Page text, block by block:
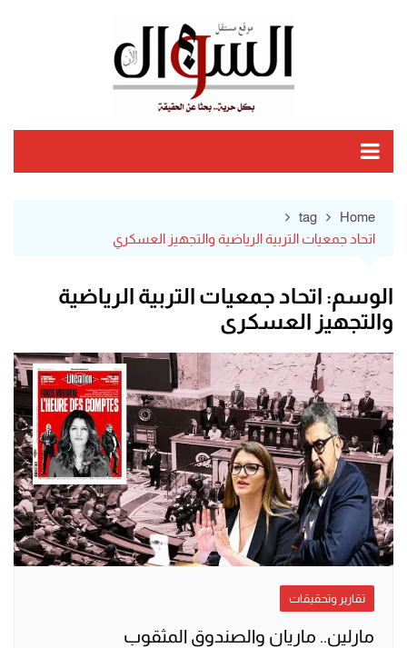
Home
tag
اتحاد جمعيات التربية الرياضية والتجهيز العسكري
الوسم: اتحاد جمعيات التربية الرياضية
والتجهيز العسكري
تقارير وتحقيقات
مارلين.. ماريان والصندوق المثقوب